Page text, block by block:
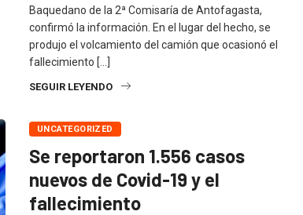
Baquedano de la 2ª Comisaría de Antofagasta,
confirmó la información. En el lugar del hecho, se
produjo el volcamiento del camión que ocasionó el
fallecimiento […]
SEGUIR LEYENDO
UNCATEGORIZED
Se reportaron 1.556 casos
nuevos de Covid-19 y el
fallecimiento